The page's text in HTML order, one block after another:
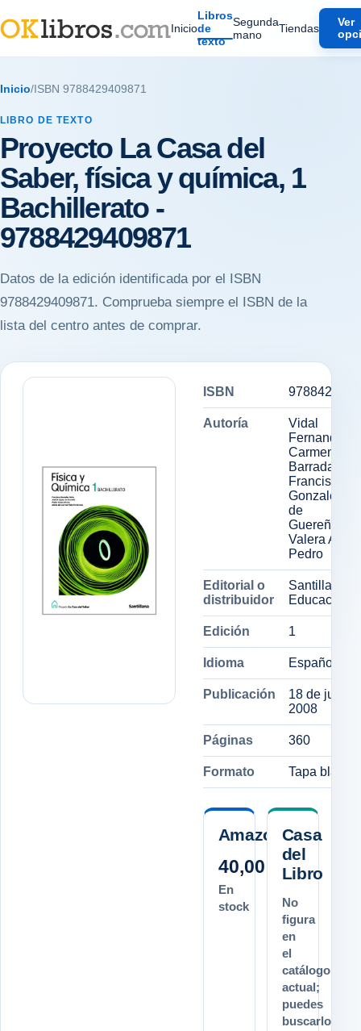
Inicio
Libros
de
texto
Segunda
mano
Tiendas
Ver
Inicio/ ISBN 9788429409871
LIBRO DE TEXTO
Proyecto La Casa del
Saber, física y química, 1
Bachillerato -
9788429409871
Datos de la edición identificada por el ISBN
9788429409871. Comprueba siempre el ISBN de la
lista del centro antes de comprar.
ISBN
Autoría
Vidal
Fernandez,
Carmen,
Barradas
Francisco,
Gonzalez
de
Valera
Pedro
Editorial o
distribuidor
Santillana
Educación,
Edición 1
Idioma Español
Publicación
18 de julio
2008
Páginas 360
Formato Tapa blanda
Amazon.es
40,00 €
En
stock
Casa
del
Libro
No
figura
en
el
catálogo
actual;
puedes
buscarlo